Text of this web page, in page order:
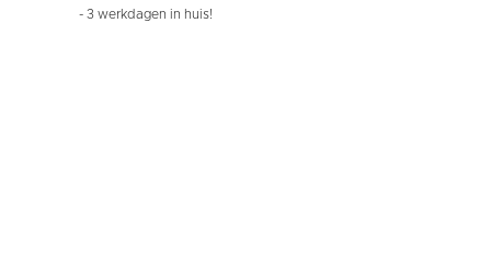
Binnen 1 - 3 werkdagen in huis!